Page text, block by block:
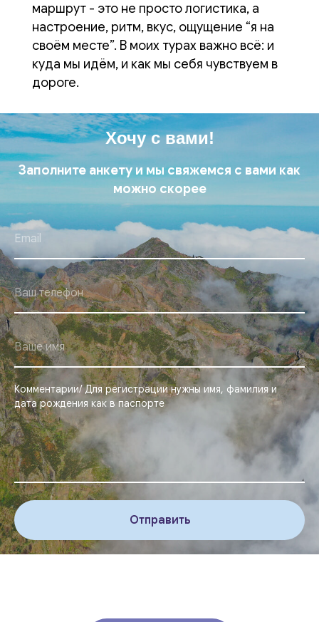
маршрут - это не просто логистика, а
настроение, ритм, вкус, ощущение “я на
своём месте”. В моих турах важно всё: и
куда мы идём, и как мы себя чувствуем в
дороге.
Хочу с вами!
Заполните анкету и мы свяжемся с вами как
можно скорее
Комментарии/ Для регистрации нужны имя, фамилия и
дата рождения как в паспорте
Отправить